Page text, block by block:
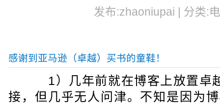
发布:zhaoniupai | 分类:
感谢到亚马逊（卓越）买书的童鞋！
1）几年前就在博客上放置卓
接，但几乎无人问津。不知是因为